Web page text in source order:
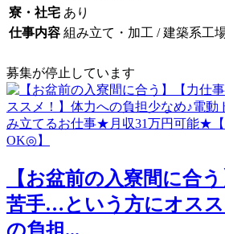
寮・社宅 あり
仕事内容 組み立て・加工 / 建築系工
募集が停止しています
【お盆前の入寮間に合
苦手…という方にオス
の負担...